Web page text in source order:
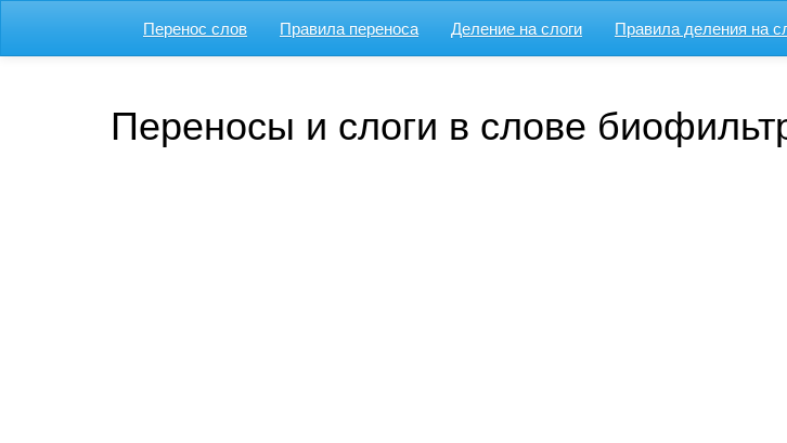
Перенос слов Правила переноса Деление на слоги Правила деления на
Переносы и слоги в слове